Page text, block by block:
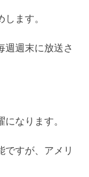
ます。
週週末に放送さ
なります。
ですが、アメリ